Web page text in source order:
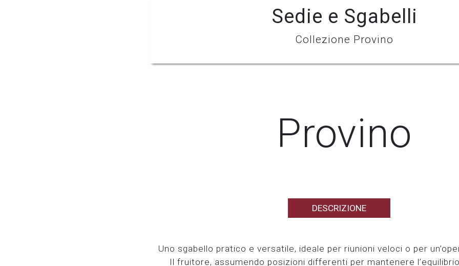
Sedie e Sgabelli
Collezione Provino
Provino
DESCRIZIONE
Uno sgabello pratico e versatile, ideale per riunioni veloci o per
Il fruitore, assumendo posizioni differenti per mantenere